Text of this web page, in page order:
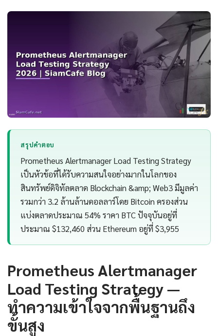
สรุปคำตอบ
Prometheus Alertmanager Load Testing Strategy
เป็นหัวข้อที่ได้รับความสนใจอย่างมากในโลกของ
สินทรัพย์ดิจิทัลตลาด Blockchain &amp; Web3 มีมูลค่า
รวมกว่า 3.2 ล้านล้านดอลลาร์โดย Bitcoin ครองส่วน
แบ่งตลาดประมาณ 54% ราคา BTC ปัจจุบันอยู่ที่
ประมาณ $132,460 ส่วน Ethereum อยู่ที่ $3,955
Prometheus Alertmanager
Load Testing Strategy —
ทำความเข้าใจจากพื้นฐานถึง
ขั้นสูง